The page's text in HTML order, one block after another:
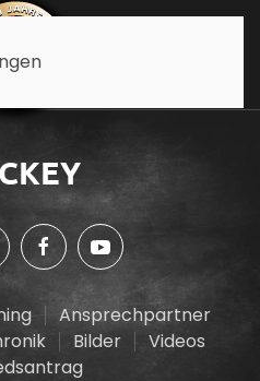
Ansprechpartner
Bilder
Videos